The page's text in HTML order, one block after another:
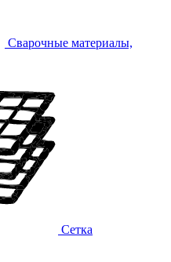
Сварочные материалы,
Сетка